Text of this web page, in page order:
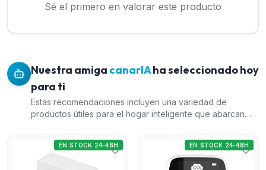
Sé el primero en valorar este producto
Nuestra amiga canarIAha seleccionado hoy
para ti
Estas recomendaciones incluyen una variedad de
productos útiles para el hogar inteligente que abarcan
hogar. El SENSOR AMBIENTAL CO2 DE LIFESMART es
ideal para la detección de calidad de aire. El Detector de
CO2 ZKTeco de escritorio ofrece una alternativa de otra
EN STOCK 24-48H EN STOCK 24-48H